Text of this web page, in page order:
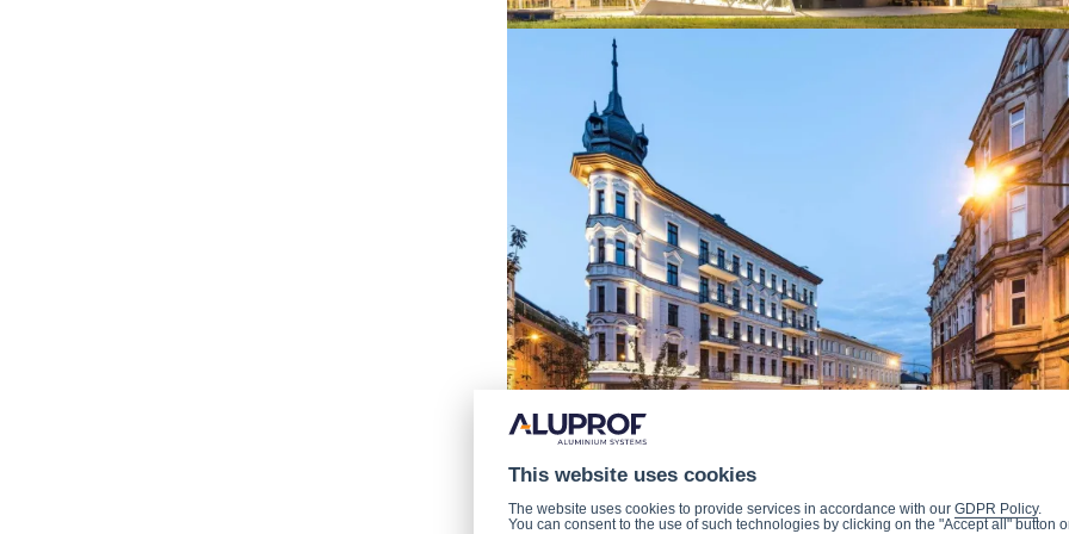
This website uses cookies
The website uses cookies to provide services in accordance with our GDPR Policy.
You can consent to the use of such technologies by clicking on the "Accept all" button